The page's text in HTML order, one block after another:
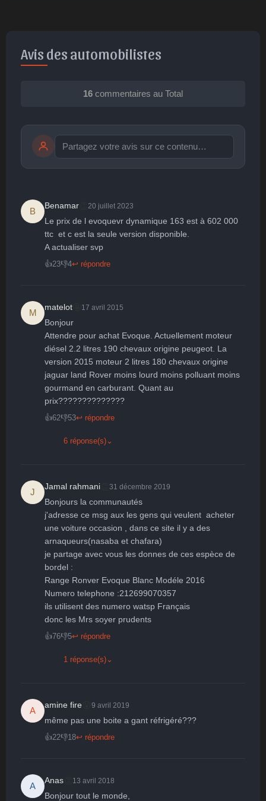
Avis des automobilistes
16 commentaires au Total
🤩
Parfait
👏
Bravo
😄 🙂
😮
Surpris
😞
publication immédiate Publier
B
Benamar 20 juillet 2023
Le prix de l evoquevr dynamique 163 est à 602 000
ttc  et c est la seule version disponible.
A actualiser svp
👍23👎4↩ répondre
M
matelot 17 avril 2015
Bonjour
Attendre pour achat Evoque. Actuellement moteur
diésel 2.2 litres 190 chevaux origine peugeot. La
version 2015 moteur 2 litres 180 chevaux origine
jaguar land Rover moins lourd moins polluant moins
gourmand en carburant. Quant au
prix??????????????
👍62👎53↩ répondre
6 réponse(s) ⌄
J
Jamal rahmani 31 décembre 2019
Bonjours la communautés
j'adresse ce msg aux les gens qui veulent  acheter
une voiture occasion , dans ce site il y a des
arnaqueurs(nasaba et chafara)
je partage avec vous les donnes de ces espèce de
bordel :
Range Ronver Evoque Blanc Modéle 2016
Numero telephone :212699070357
ils utilisent des numero watsp Français
👍76👎5↩ répondre
1 réponse(s) ⌄
A
amine fire 9 avril 2019
même pas une boite a gant réfrigéré???
👍22👎18↩ répondre
A
Anas 13 avril 2018
Bonjour tout le monde,